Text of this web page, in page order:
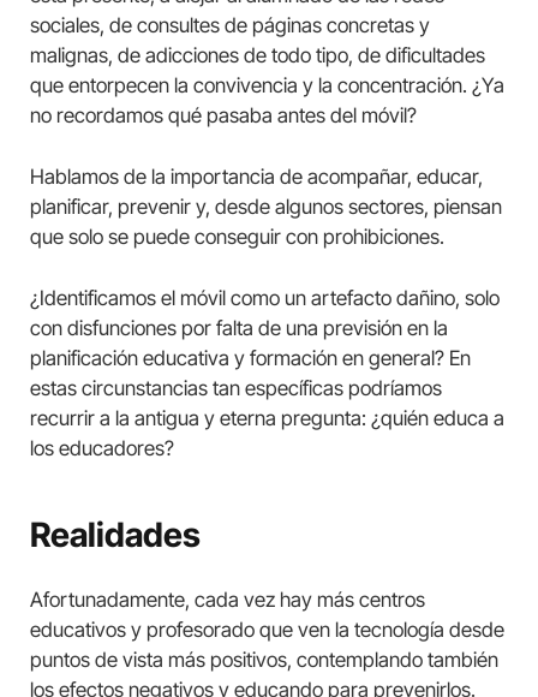
sociales, de consultes de páginas concretas y
malignas, de adicciones de todo tipo, de dificultades
que entorpecen la convivencia y la concentración. ¿Ya
no recordamos qué pasaba antes del móvil?
Hablamos de la importancia de acompañar, educar,
planificar, prevenir y, desde algunos sectores, piensan
que solo se puede conseguir con prohibiciones.
¿Identificamos el móvil como un artefacto dañino, solo
con disfunciones por falta de una previsión en la
planificación educativa y formación en general? En
estas circunstancias tan específicas podríamos
recurrir a la antigua y eterna pregunta: ¿quién educa a
los educadores?
Realidades
Afortunadamente, cada vez hay más centros
educativos y profesorado que ven la tecnología desde
puntos de vista más positivos, contemplando también
los efectos negativos y educando para prevenirlos.